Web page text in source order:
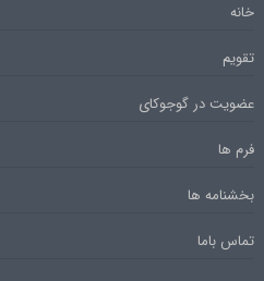
خانه
تقویم
عضویت در گوجوکای
فرم ها
بخشنامه ها
تماس باما